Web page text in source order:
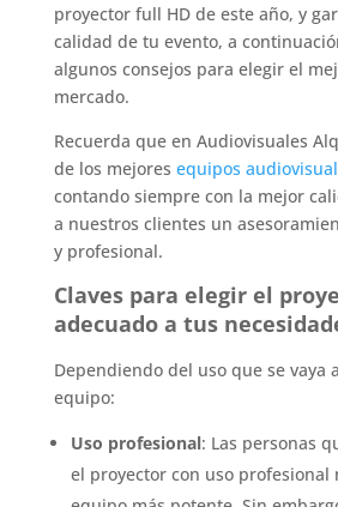
proyector full HD de este año, y
calidad de tu evento, a
algunos consejos para elegir el
mercado.
Recuerda que en Audiovisuales
de los mejores equipos
contando siempre con la mejor
a nuestros clientes un
y profesional.
Claves para elegir el
adecuado a tus
Dependiendo del uso que se vaya
equipo:
Uso profesional: Las personas
el proyector con uso profesional